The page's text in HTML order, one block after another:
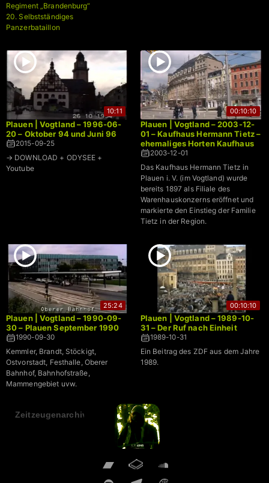
Regiment „Brandenburg“
20. Selbstständiges
Panzerbataillon
10:11
Plauen | Vogtland – 1996-06-
20 – Oktober 94 und Juni 96
2015-09-25
→ DOWNLOAD + ODYSEE +
Youtube
00:10:10
Plauen | Vogtland – 2003-12-
01 – Kaufhaus Hermann Tietz –
ehemaliges Horten Kaufhaus
2003-12-01
Das Kaufhaus Hermann Tietz in
Plauen i. V. (im Vogtland) wurde
bereits 1897 als Filiale des
Warenhauskonzerns eröffnet und
markierte den Einstieg der Familie
Tietz in der Region.
25:24
Plauen | Vogtland – 1990-09-
30 – Plauen September 1990
1990-09-30
Kemmler, Brandt, Stöckigt,
Ostvorstadt, Festhalle, Oberer
Bahnhof, Bahnhofstraße,
Mammengebiet uvw.
00:10:10
Plauen | Vogtland – 1989-10-
31 – Der Ruf nach Einheit
1989-10-31
Ein Beitrag des ZDF aus dem Jahre
1989.
Zeitzeugenarchiv